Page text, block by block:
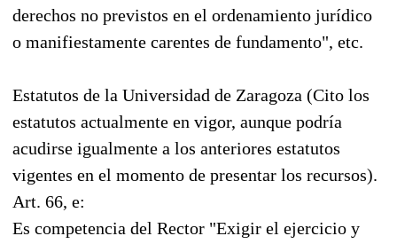
derechos no previstos en el ordenamiento jurídico
o manifiestamente carentes de fundamento", etc.
Estatutos de la Universidad de Zaragoza (Cito los
estatutos actualmente en vigor, aunque podría
acudirse igualmente a los anteriores estatutos
vigentes en el momento de presentar los recursos).
Art. 66, e:
Es competencia del Rector "Exigir el ejercicio y